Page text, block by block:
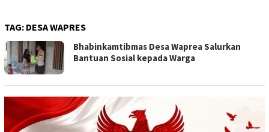
TAG: DESA WAPRES
Bhabinkamtibmas Desa Waprea Salurkan
Bantuan Sosial kepada Warga